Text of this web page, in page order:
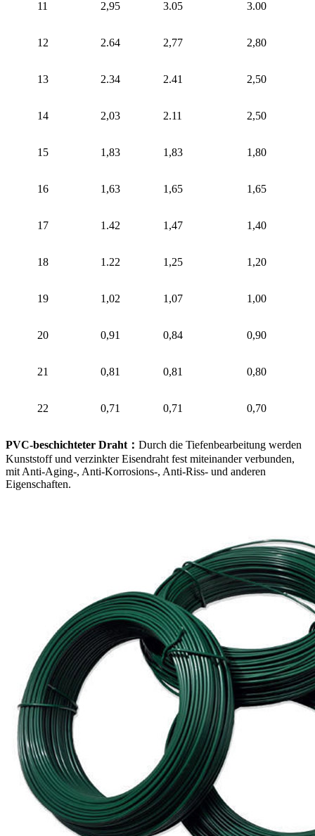
11 2,95 3.05 3.00
12 2.64 2,77 2,80
13 2.34 2.41 2,50
14 2,03 2.11 2,50
15 1,83 1,83 1,80
16 1,63 1,65 1,65
17 1.42 1,47 1,40
18 1.22 1,25 1,20
19 1,02 1,07 1,00
20 0,91 0,84 0,90
21 0,81 0,81 0,80
22 0,71 0,71 0,70
PVC-beschichteter Draht： Durch die Tiefenbearbeitung werden
Kunststoff und verzinkter Eisendraht fest miteinander verbunden,
mit Anti-Aging-, Anti-Korrosions-, Anti-Riss- und anderen
Eigenschaften.